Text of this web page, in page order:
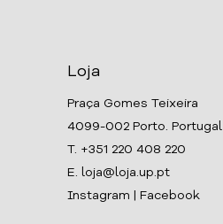
Loja
Praça Gomes Teixeira
4099-002 Porto. Portugal
T. +351 220 408 220
E. loja@loja.up.pt
Instagram
Facebook